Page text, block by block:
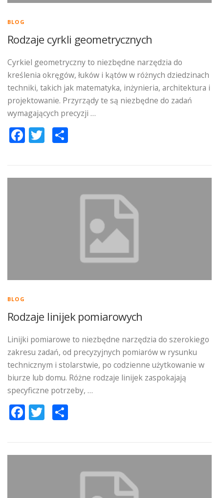
BLOG
Rodzaje cyrkli geometrycznych
Cyrkiel geometryczny to niezbędne narzędzia do
kreślenia okręgów, łuków i kątów w różnych dziedzinach
techniki, takich jak matematyka, inżynieria, architektura i
projektowanie. Przyrządy te są niezbędne do zadań
wymagających precyzji …
Facebook
Twitter
BLOG
Rodzaje linijek pomiarowych
Linijki pomiarowe to niezbędne narzędzia do szerokiego
zakresu zadań, od precyzyjnych pomiarów w rysunku
technicznym i stolarstwie, po codzienne użytkowanie w
biurze lub domu. Różne rodzaje linijek zaspokajają
specyficzne potrzeby, …
Facebook
Twitter